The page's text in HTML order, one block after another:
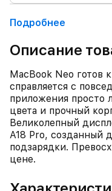
Подробнее
Описание
MacBook Neo готов
справляется с
приложения просто
цвета и прочный
Великолепный
A18 Pro, созданный
подзарядки.
цене.